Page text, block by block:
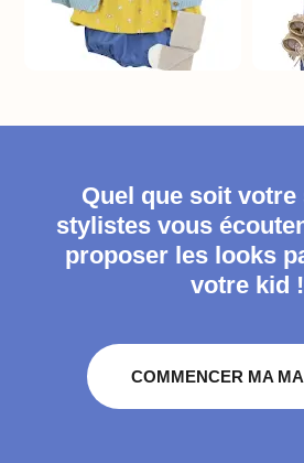
Quel que soit
stylistes vous
proposer les looks
votre kid !
COMMENCER MA